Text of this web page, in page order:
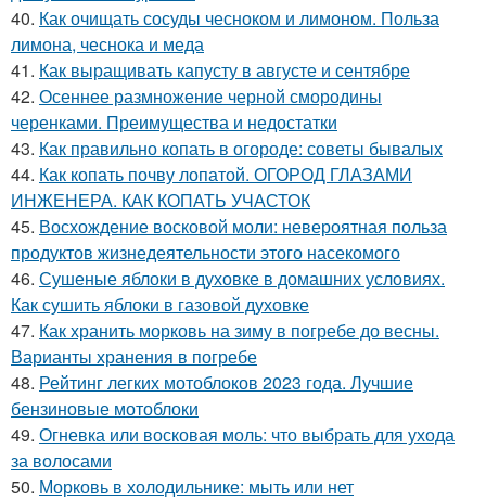
40. Как очищать сосуды чесноком и лимоном. Польза
лимона, чеснока и меда
41. Как выращивать капусту в августе и сентябре
42. Осеннее размножение черной смородины
черенками. Преимущества и недостатки
43. Как правильно копать в огороде: советы бывалых
44. Как копать почву лопатой. ОГОРОД ГЛАЗАМИ
ИНЖЕНЕРА. КАК КОПАТЬ УЧАСТОК
45. Восхождение восковой моли: невероятная польза
продуктов жизнедеятельности этого насекомого
46. Сушеные яблоки в духовке в домашних условиях.
Как сушить яблоки в газовой духовке
47. Как хранить морковь на зиму в погребе до весны.
Варианты хранения в погребе
48. Рейтинг легких мотоблоков 2023 года. Лучшие
бензиновые мотоблоки
49. Огневка или восковая моль: что выбрать для ухода
за волосами
50. Морковь в холодильнике: мыть или нет